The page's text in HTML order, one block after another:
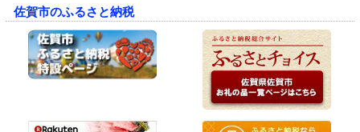
佐賀市のふるさと納税